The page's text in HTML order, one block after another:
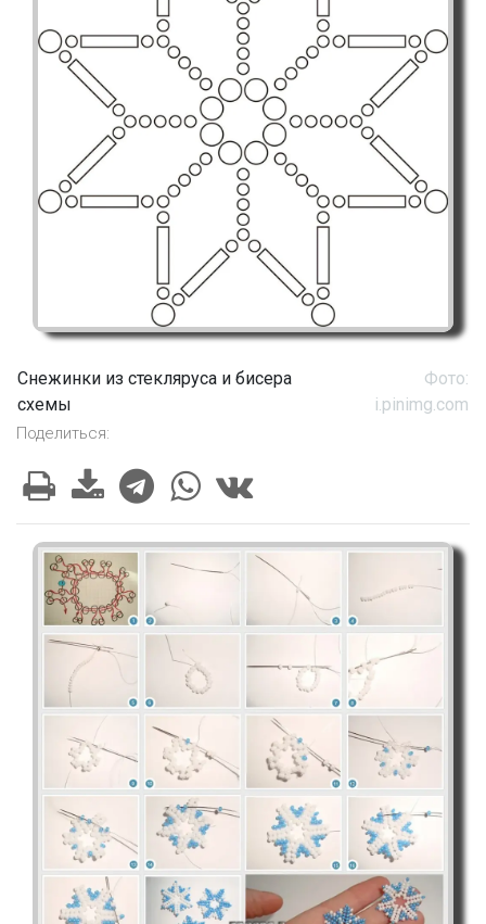
Снежинки из стекляруса и бисера
схемы
Фото:
i.pinimg.com
Поделиться: